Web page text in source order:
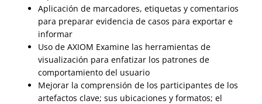
Aplicación de marcadores, etiquetas y comentarios
para preparar evidencia de casos para exportar e
informar
Uso de AXIOM Examine las herramientas de
visualización para enfatizar los patrones de
comportamiento del usuario
Mejorar la comprensión de los participantes de los
artefactos clave; sus ubicaciones y formatos; el